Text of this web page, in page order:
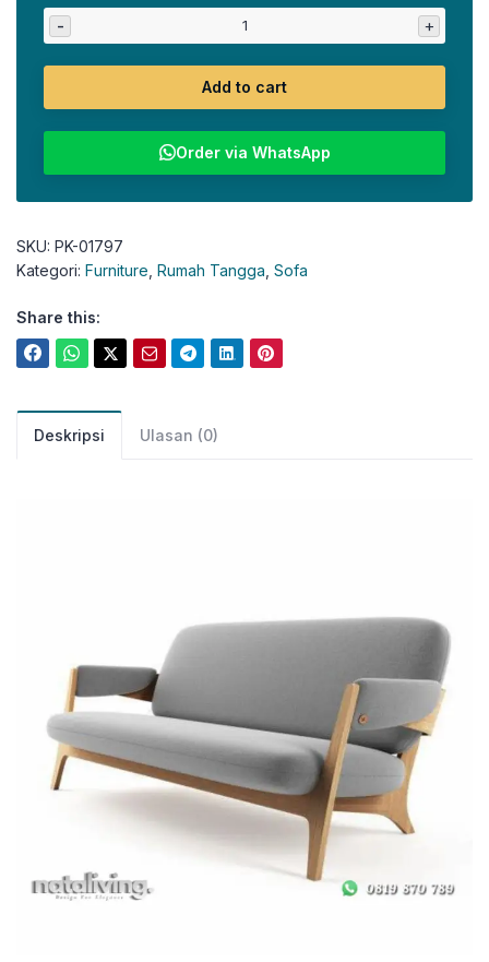
- +
Add to cart
Order via WhatsApp
SKU: PK-01797
Kategori: Furniture Rumah Tangga Sofa
Share this:
Deskripsi Ulasan (0)